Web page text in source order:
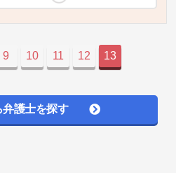
9 10 11 12 13
護士を探す